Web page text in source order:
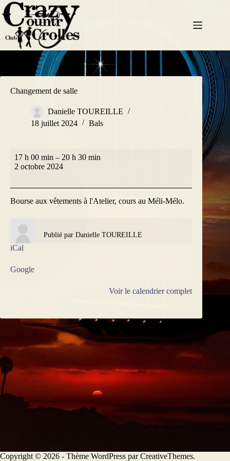
Passer
au
contenu
Changement de salle
Danielle TOUREILLE
18 juillet 2024
Bals
Changement
de
salle
17 h 00 min – 20 h 30 min
2 octobre 2024
Bourse aux vêtements à l'Atelier, cours au Méli-Mélo.
Publié par Danielle TOUREILLE
iCal
Google
Voir le calendrier complet
Copyright © 2026 - Thème WordPress parCreativeThemes.